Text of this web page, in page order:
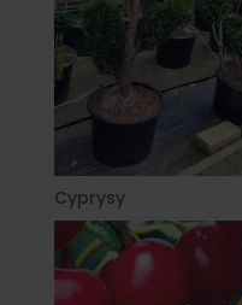
Cyprysy